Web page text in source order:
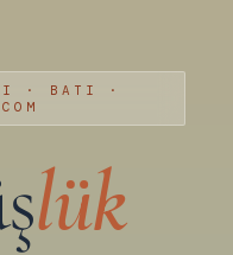
· BATI ·
lük